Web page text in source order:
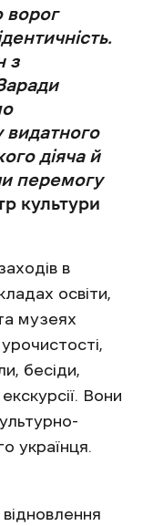
ворог
з
видатного
діяча й
перемогу
культури
в
освіти,
музеях
бесіди,
Вони
українця.